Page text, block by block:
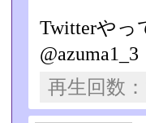
Twitterやっ
@azuma1_3
再生回